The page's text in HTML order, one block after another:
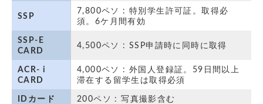
SSP
7,800ペソ : 特別学生許可証。取得必
須。6ケ月間有効
SSP-E
CARD
4,500ペソ : SSP申請時に同時に取得
ACR- i
CARD
4,000ペソ : 外国人登録証。59日間以上
滞在する留学生は取得必須
IDカード 200ペソ : 写真撮影含む